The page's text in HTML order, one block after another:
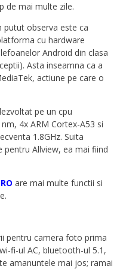
de mai multe zile.
putut observa este ca
cu hardware
Android din clasa
Asta inseamna ca a
actiune pe care o
pe un cpu
4x ARM Cortex-A53 si
1.8GHz. Suita
Allview, ea mai fiind
are mai multe functii si
pentru camera foto prima
fi-ul AC, bluetooth-ul 5.1,
amanuntele mai jos; ramai